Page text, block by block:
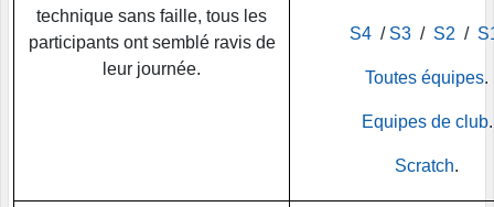
technique sans faille, tous les
participants ont semblé ravis de
leur journée.
S4 / S3 / S2 /
Toutes équipes.
Equipes de club.
Scratch.